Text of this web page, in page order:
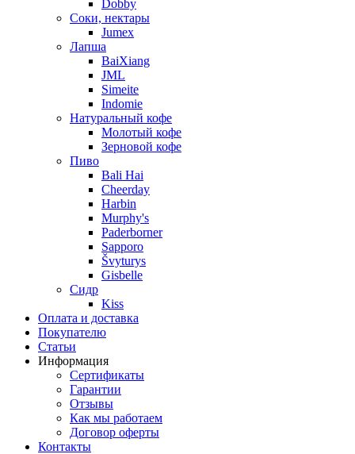
Dobby
Соки, нектары
Jumex
Лапша
BaiXiang
JML
Simeite
Indomie
Натуральный кофе
Молотый кофе
Зерновой кофе
Пиво
Bali Hai
Cheerday
Harbin
Murphy's
Paderborner
Sapporo
Švyturys
Gisbelle
Сидр
Kiss
Оплата и доставка
Покупателю
Статьи
Информация
Сертификаты
Гарантии
Отзывы
Как мы работаем
Договор оферты
Контакты